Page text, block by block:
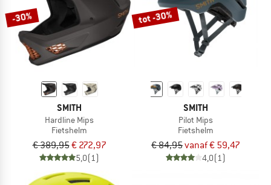
-30%
SMITH
Hardline Mips
Fietshelm
€ 389,95€ 272,97
5,0(1)
tot -30%
SMITH
Pilot Mips
Fietshelm
€ 84,95vanaf € 59,47
4,0(1)